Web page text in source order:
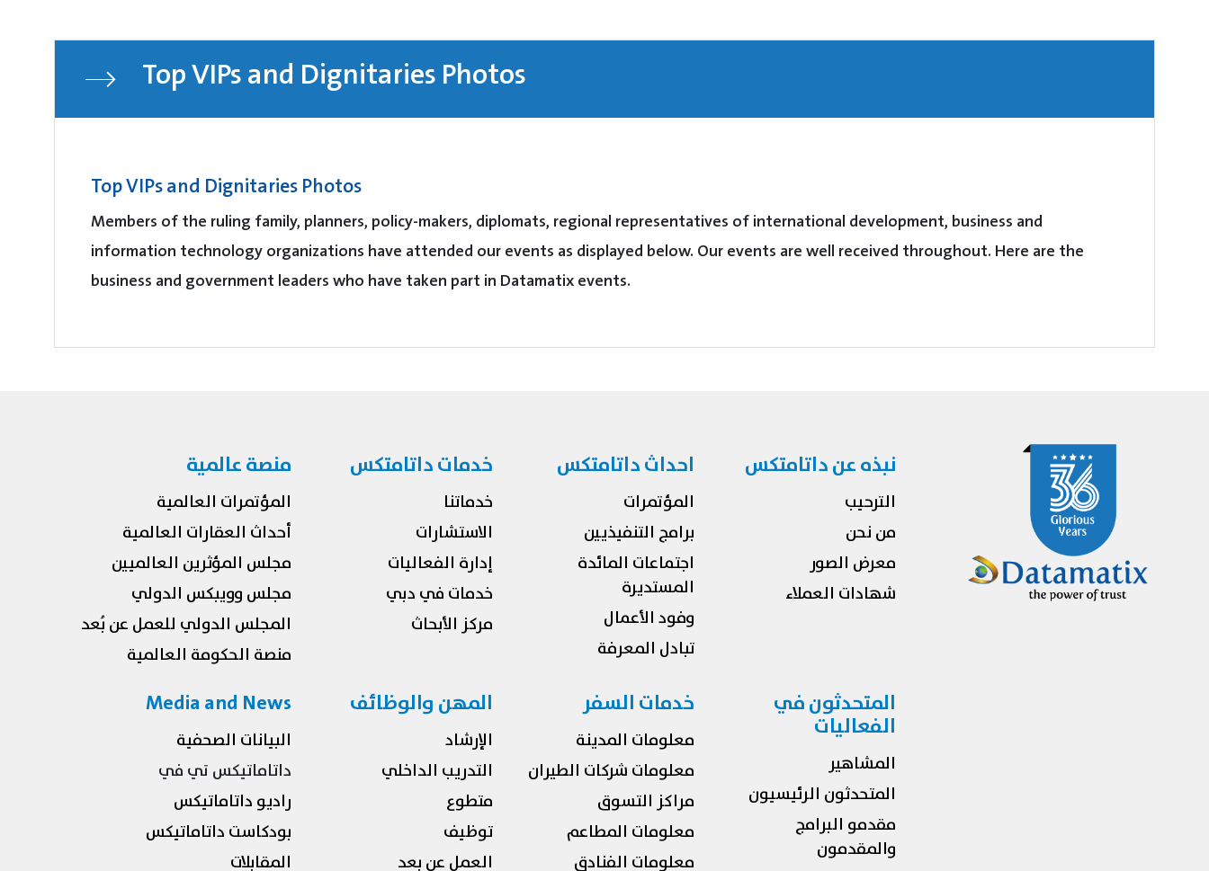
Top VIPs and Dignitaries Photos
Top VIPs and Dignitaries Photos
Members of the ruling family, planners, policy-makers, diplomats, regional representatives of international development, business and
information technology organizations have attended our events as displayed below. Our events are well received throughout. Here are the
business and government leaders who have taken part in Datamatix events.
نبذه عن داتامتكس
الترحيب
من نحن
معرض الصور
شهادات العملاء
احداث داتامتكس
المؤتمرات
برامج التنفيذيين
اجتماعات المائدة
المستديرة
وفود الأعمال
تبادل المعرفة
خدمات داتامتكس
خدماتنا
الاستشارات
إدارة الفعاليات
خدمات في دبي
مركز الأبحاث
منصة عالمية
المؤتمرات العالمية
أحداث العقارات العالمية
مجلس المؤثرين العالميين
مجلس وويبكس الدولي
المجلس الدولي للعمل عن بُعد
منصة الحكومة العالمية
المتحدثون في
الفعاليات
المشاهير
المتحدثون الرئيسيون
مقدمو البرامج
والمقدمون
خدمات السفر
معلومات المدينة
معلومات شركات الطيران
مراكز التسوق
معلومات المطاعم
معلومات الفنادق
المهن والوظائف
الإرشاد
التدريب الداخلي
متطوع
توظيف
العمل عن بعد
Media and News
البيانات الصحفية
داتاماتيكس تي في
راديو داتاماتيكس
بودكاست داتاماتيكس
المقابلات